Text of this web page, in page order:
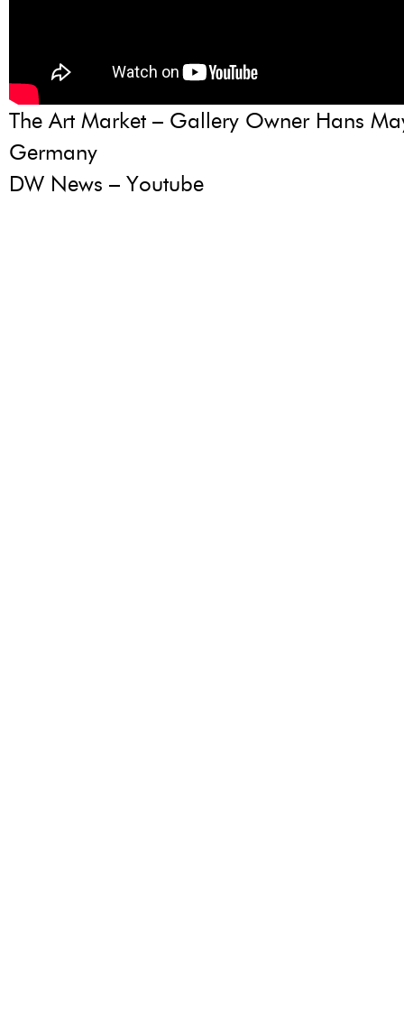
The Art Market – Gallery Owner Hans
Germany
DW News – Youtube